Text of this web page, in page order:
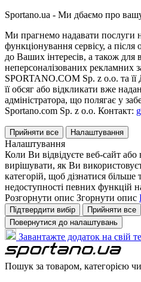
Sportano.ua - Ми дбаємо про
Ми прагнемо надавати послуги
функціонування сервісу, а
до Ваших інтересів, а також для
неперсоналізованих
SPORTANO.COM Sp. z o.o. та
її обсяг або відкликати вже
адміністратора, що полягає у
Sportano.com Sp. z o.o. Контакт:
Прийняти все Налаштування
Налаштування
Коли Ви відвідуєте веб-сайт
вирішувати, як Ви
категорій, щоб дізнатися
недоступності певних функцій
Розгорнути опис Згорнути опис
Підтвердити вибір
Прийняти все
Повернутися до налаштувань
Завантажте додаток на свій
Пошук за товаром, категорією